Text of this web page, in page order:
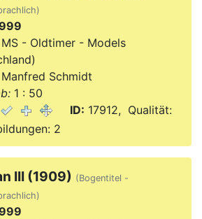
- Oldtimer - Models
Manfred Schmidt
1 : 50
ID: 17912, Qualität:
2
III (1909) (Bogentitel -